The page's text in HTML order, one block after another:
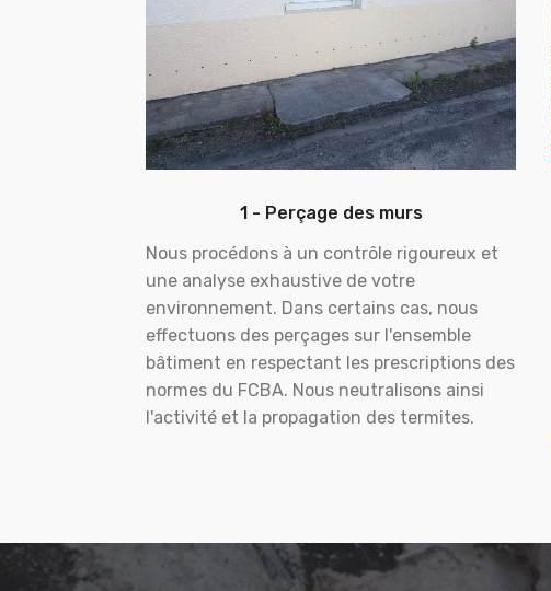
1 - Perçage des murs
Nous procédons à un contrôle rigoureux et
une analyse exhaustive de votre
environnement. Dans certains cas, nous
effectuons des perçages sur l'ensemble
bâtiment en respectant les prescriptions des
normes du FCBA. Nous neutralisons ainsi
l'activité et la propagation des termites.